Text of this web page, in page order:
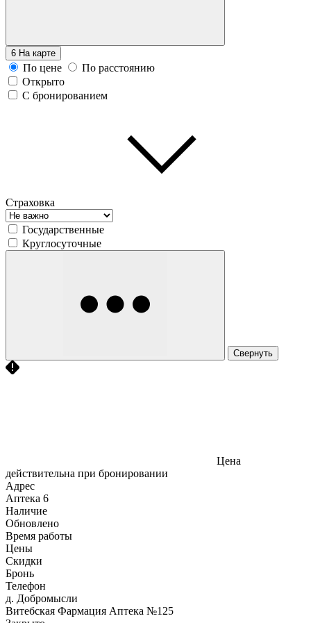
6 На карте
По цене
По расстоянию
Открыто
С бронированием
Страховка
Государственные
Круглосуточные
Свернуть
Цена
действительна при бронировании
Адрес
Аптека 6
Наличие
Обновлено
Время работы
Цены
Скидки
Бронь
Телефон
д. Добромысли
Витебская Фармация Аптека №125